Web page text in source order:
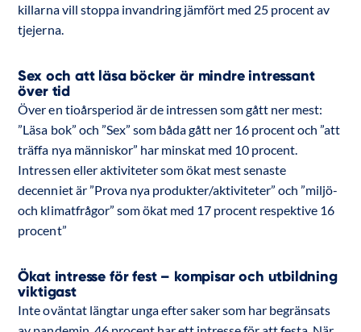
killarna vill stoppa invandring jämfört med 25 procent av
tjejerna.
Sex och att läsa böcker är mindre intressant
över tid
Över en tioårsperiod är de intressen som gått ner mest:
”Läsa bok” och ”Sex” som båda gått ner 16 procent och ”att
träffa nya människor” har minskat med 10 procent.
Intressen eller aktiviteter som ökat mest senaste
decenniet är ”Prova nya produkter/aktiviteter” och ”miljö-
och klimatfrågor” som ökat med 17 procent respektive 16
procent”
Ökat intresse för fest – kompisar och utbildning
viktigast
Inte oväntat längtar unga efter saker som har begränsats